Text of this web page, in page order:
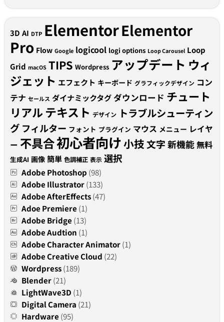
3D AI DTP ElementorElementor
Pro Flow Google logicool logi options Loop Carousel Loop
Grid macOS TIPS Wordpress アップデート ウィ
ジェット エフェクト キーボード グラフィックデザイン コン
テナ セールス ダイナミックタグダウンロード チュート
リアルテキスト デザイン トラブルシューティン
グ フィルター フォント プラグイン マウス メニュー レイヤ
ー 不具合初心者向け小技文字新機能無料
生成AI 画像 簡単 色調補正 表示 選択
Adobe Photoshop (98)
Adobe Illustrator(133)
Adobe AfterEffects(47)
Adoe Premiere (1)
Adobe Bridge (13)
Adobe Audtion (1)
Adobe Character Animator(1)
Adobe Creative Cloud (22)
Wordpress(189)
Blender(21)
LightWave3D (1)
Digital Camera (21)
Hardware (95)